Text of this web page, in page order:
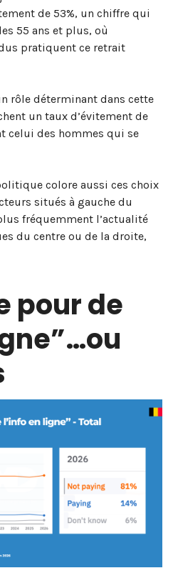
de 53%, un chiffre qui
55 ans et plus, où
pratiquent ce retrait
rôle déterminant dans cette
un taux d’évitement de
celui des hommes qui se
colore aussi ces choix
situés à gauche du
fréquemment l’actualité
du centre ou de la droite,
pour de